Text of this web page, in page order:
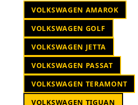
VOLKSWAGEN AMAROK
VOLKSWAGEN GOLF
VOLKSWAGEN JETTA
VOLKSWAGEN PASSAT
VOLKSWAGEN TERAMONT
VOLKSWAGEN TIGUAN